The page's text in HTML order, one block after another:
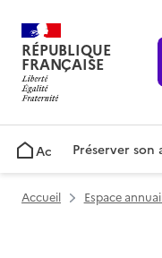
RÉPUBLIQUE
FRANÇAISE
AccueilPréserver
Accueil Espace